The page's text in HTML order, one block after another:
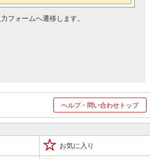
力フォームへ遷移します。
ヘルプ・問い合わせトップ
お気に入り